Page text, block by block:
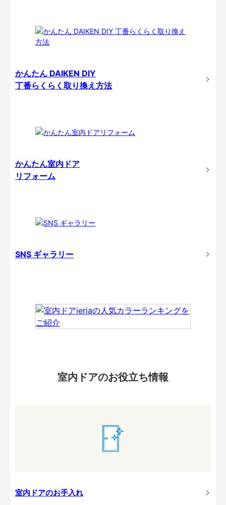
かんたん DAIKEN DIY
丁番らくらく取り換え方法
かんたん室内ドア
リフォーム
SNS ギャラリー
室内ドアのお役立ち情報
室内ドアのお手入れ